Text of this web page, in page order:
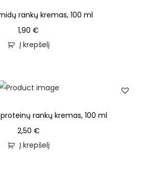
rankų kremas, 100 ml
1,90€
Į krepšelį
rankų kremas, 100 ml
2,50 €
Į krepšelį